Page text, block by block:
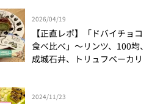
2026/04/19
【正直レポ】「ドバイチョコ
食べ比べ」～リンツ、100均、
成城石井、トリュフベーカリ
2024/11/23